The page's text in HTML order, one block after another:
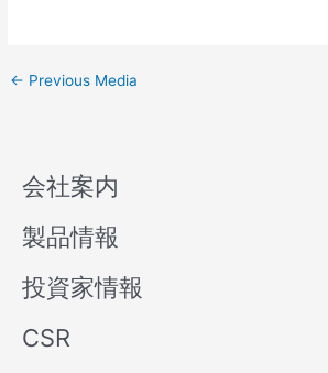
← Previous Media
会社案内
製品情報
投資家情報
CSR